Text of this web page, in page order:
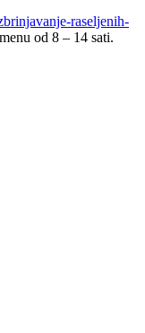
raseljenih-
od 8 – 14 sati.